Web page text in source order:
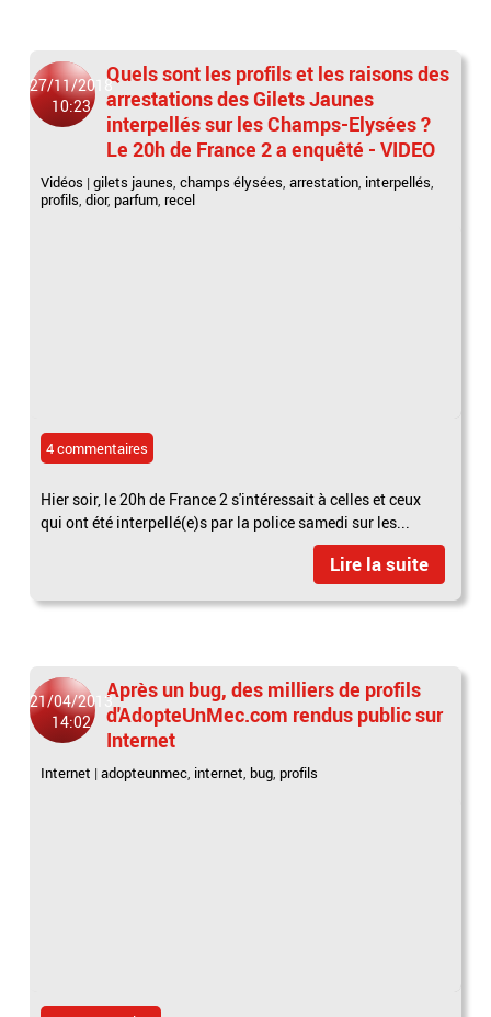
27/11/2018
10:23
Quels sont les profils et les raisons des
arrestations des Gilets Jaunes
interpellés sur les Champs-Elysées ?
Le 20h de France 2 a enquêté - VIDEO
Vidéos |gilets jaunes,champs élysées,arrestation, interpellés,
profils,dior, parfum, recel
4 commentaires
Hier soir, le 20h de France 2 s'intéressait à celles et ceux
qui ont été interpellé(e)s par la police samedi sur les...
Lire la suite
21/04/2013
14:02
Après un bug, des milliers de profils
d'AdopteUnMec.com rendus public sur
Internet
Internet |adopteunmec, internet, bug, profils